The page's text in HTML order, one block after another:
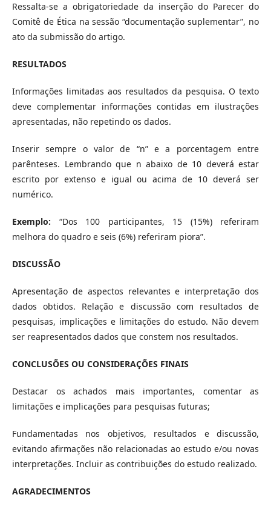
Ressalta-se a obrigatoriedade da inserção do Parecer do
Comitê de Ética na sessão “documentação suplementar”, no
ato da submissão do artigo.
RESULTADOS
Informações limitadas aos resultados da pesquisa. O texto
deve complementar informações contidas em ilustrações
apresentadas, não repetindo os dados.
Inserir sempre o valor de “n” e a porcentagem entre
parênteses. Lembrando que n abaixo de 10 deverá estar
escrito por extenso e igual ou acima de 10 deverá ser
numérico.
Exemplo: “Dos 100 participantes, 15 (15%) referiram
melhora do quadro e seis (6%) referiram piora”.
DISCUSSÃO
Apresentação de aspectos relevantes e interpretação dos
dados obtidos. Relação e discussão com resultados de
pesquisas, implicações e limitações do estudo. Não devem
ser reapresentados dados que constem nos resultados.
CONCLUSÕES OU CONSIDERAÇÕES FINAIS
Destacar os achados mais importantes, comentar as
limitações e implicações para pesquisas futuras;
Fundamentadas nos objetivos, resultados e discussão,
evitando afirmações não relacionadas ao estudo e/ou novas
interpretações. Incluir as contribuições do estudo realizado.
AGRADECIMENTOS